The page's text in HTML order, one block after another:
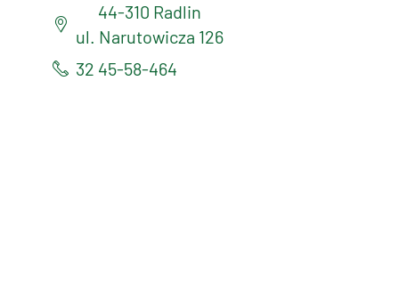
44-310 Radlin
ul. Narutowicza 126
32 45-58-464